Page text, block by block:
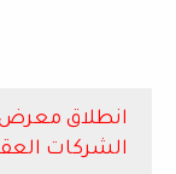
انطلاق معرض
الشركات العقارية من